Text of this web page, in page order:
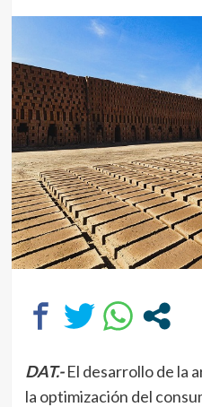
DAT.-El desarrollo de la
la optimización del